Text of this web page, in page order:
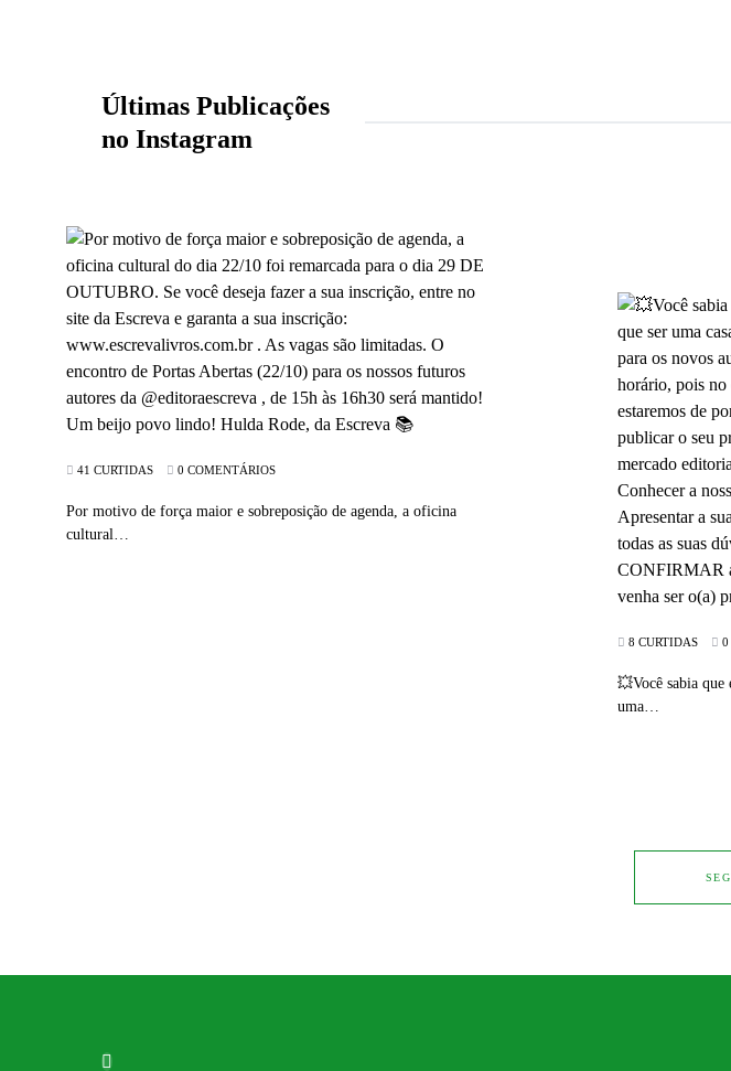
Últimas Publicações
no Instagram
41 CURTIDAS 0 COMENTÁRIOS
Por motivo de força maior e sobreposição de agenda, a oficina
cultural…
8 CURTIDAS 0
💥Você sabia
uma…